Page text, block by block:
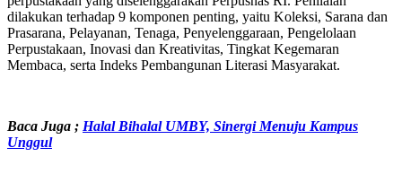
dilakukan terhadap 9 komponen penting, yaitu Koleksi, Sarana dan
Prasarana, Pelayanan, Tenaga, Penyelenggaraan, Pengelolaan
Perpustakaan, Inovasi dan Kreativitas, Tingkat Kegemaran
Membaca, serta Indeks Pembangunan Literasi Masyarakat.
Baca Juga ; Halal Bihalal UMBY, Sinergi Menuju Kampus
Unggul